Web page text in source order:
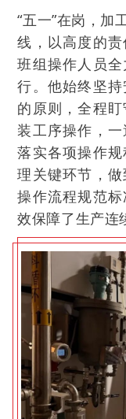
“五一”在岗，加
线，以高度的
班组操作人员
行。他始终坚
的原则，全程
装工序操作，
落实各项操作
理关键环节，
操作流程规范
效保障了生产连